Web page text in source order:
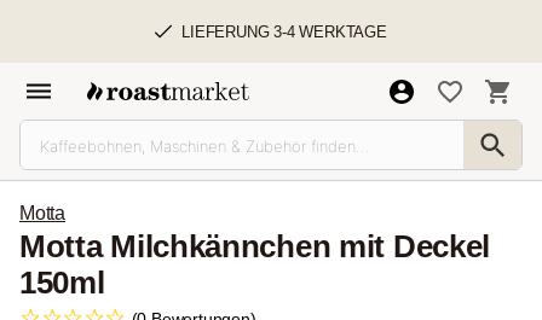
LIEFERUNG 3-4 WERKTAGE
Motta
Motta Milchkännchen mit Deckel
150ml